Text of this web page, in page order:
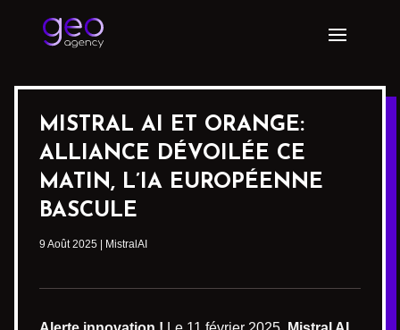
MISTRAL AI ET ORANGE:
ALLIANCE DÉVOILÉE CE
MATIN, L’IA EUROPÉENNE
BASCULE
9 Août 2025 MistralAI